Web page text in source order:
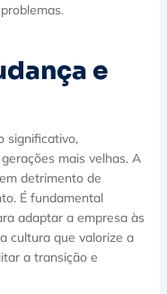
e
significativo,
mais velhas. A
detrimento de
É fundamental
adaptar a empresa às
cultura que valorize a
a transição e